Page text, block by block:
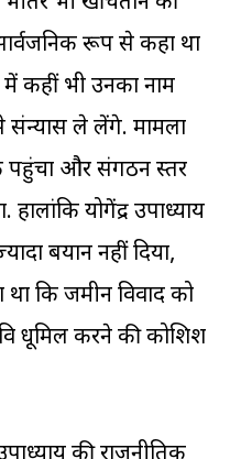
रूप से कहा था
कहीं भी उनका नाम
संन्यास ले लेंगे. मामला
पहुंचा और संगठन स्तर
योगेंद्र उपाध्याय
बयान नहीं दिया,
कि जमीन विवाद को
धूमिल करने की कोशिश